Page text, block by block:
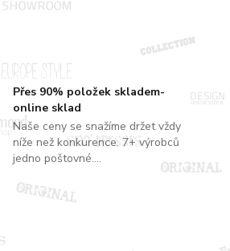
Přes 90% položek skladem-
online sklad
Naše ceny se snažíme držet vždy
níže než konkurence. 7+ výrobců
jedno poštovné....